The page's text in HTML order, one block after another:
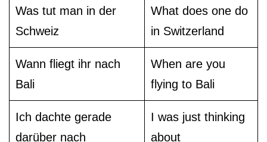
Was tut man in der
Schweiz
What does one do
in Switzerland
Wann fliegt ihr nach
Bali
When are you
flying to Bali
Ich dachte gerade
darüber nach
I was just thinking
about